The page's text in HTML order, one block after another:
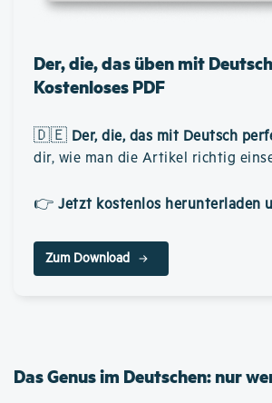
Der, die, das üben mit
Kostenloses PDF
🇩🇪 Der, die, das mit Deutsch
dir, wie man die Artikel richtig
👉 Jetzt kostenlos herunterladen
Zum Download
Das Genus im Deutschen: nur